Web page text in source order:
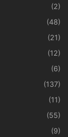
(2)
(48)
(21)
(12)
(6)
(137)
(11)
(55)
(9)